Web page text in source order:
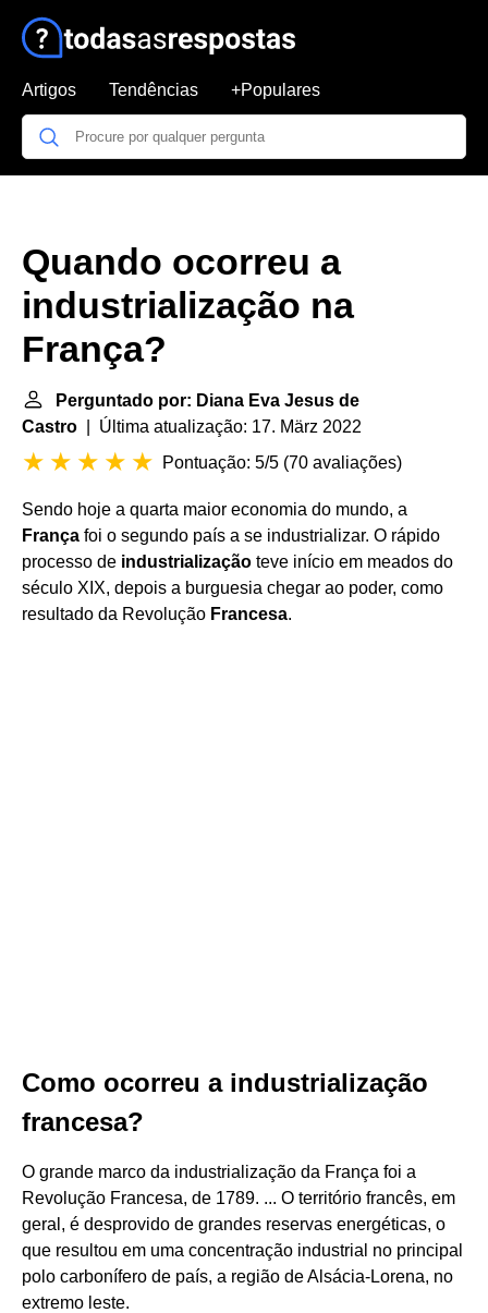
Artigos Tendências +Populares
Quando ocorreu a
industrialização na
França?
Perguntado por: Diana Eva Jesus de
Castro | Última atualização: 17. März 2022
Pontuação: 5/5 (70 avaliações)
Sendo hoje a quarta maior economia do mundo, a
França foi o segundo país a se industrializar. O rápido
processo de industrialização teve início em meados do
século XIX, depois a burguesia chegar ao poder, como
resultado da Revolução Francesa.
Como ocorreu a industrialização
francesa?
O grande marco da industrialização da França foi a
Revolução Francesa, de 1789. ... O território francês, em
geral, é desprovido de grandes reservas energéticas, o
que resultou em uma concentração industrial no principal
polo carbonífero de país, a região de Alsácia-Lorena, no
extremo leste.